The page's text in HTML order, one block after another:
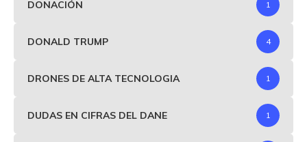
DONACIÓN 1
DONALD TRUMP 4
DRONES DE ALTA TECNOLOGIA 1
DUDAS EN CIFRAS DEL DANE 1